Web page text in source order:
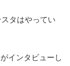
タはやってい
インタビューし